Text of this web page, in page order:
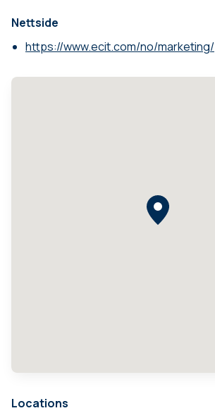
Nettside
https://www.ecit.com/no/marketing/
Locations